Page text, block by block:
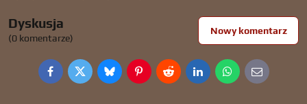
Dyskusja
(0 komentarze)
Nowy komentarz
FacebookTwitterBlueskyPinterestRedditLinkedInWhatsApp
E-
mail